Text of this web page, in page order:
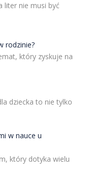
liter nie musi być
rodzinie?
który zyskuje na
dziecka to nie tylko
w nauce u
który dotyka wielu